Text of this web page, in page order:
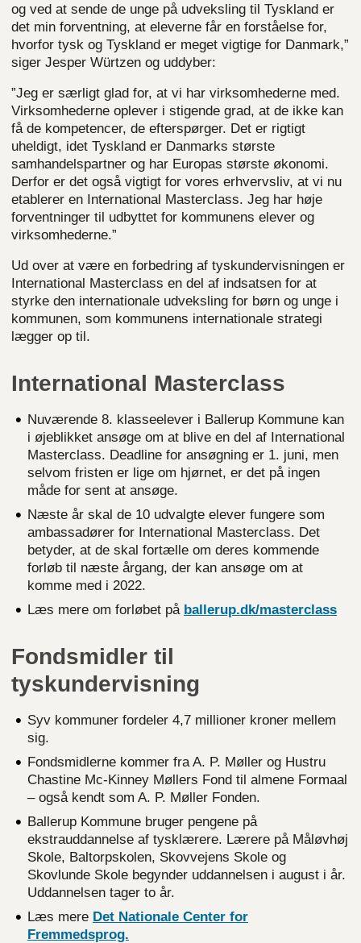
og ved at sende de unge på udveksling til Tyskland er
det min forventning, at eleverne får en forståelse for,
hvorfor tysk og Tyskland er meget vigtige for Danmark,”
siger Jesper Würtzen og uddyber:
”Jeg er særligt glad for, at vi har virksomhederne med.
Virksomhederne oplever i stigende grad, at de ikke kan
få de kompetencer, de efterspørger. Det er rigtigt
uheldigt, idet Tyskland er Danmarks største
samhandelspartner og har Europas største økonomi.
Derfor er det også vigtigt for vores erhvervsliv, at vi nu
etablerer en International Masterclass. Jeg har høje
forventninger til udbyttet for kommunens elever og
virksomhederne.”
Ud over at være en forbedring af tyskundervisningen er
International Masterclass en del af indsatsen for at
styrke den internationale udveksling for børn og unge i
kommunen, som kommunens internationale strategi
lægger op til.
International Masterclass
Nuværende 8. klasseelever i Ballerup Kommune kan
i øjeblikket ansøge om at blive en del af International
Masterclass. Deadline for ansøgning er 1. juni, men
selvom fristen er lige om hjørnet, er det på ingen
måde for sent at ansøge.
Næste år skal de 10 udvalgte elever fungere som
ambassadører for International Masterclass. Det
betyder, at de skal fortælle om deres kommende
forløb til næste årgang, der kan ansøge om at
komme med i 2022.
Læs mere om forløbet på ballerup.dk/masterclass
Fondsmidler til
tyskundervisning
Syv kommuner fordeler 4,7 millioner kroner mellem
sig.
Fondsmidlerne kommer fra A. P. Møller og Hustru
Chastine Mc-Kinney Møllers Fond til almene Formaal
– også kendt som A. P. Møller Fonden.
Ballerup Kommune bruger pengene på
ekstrauddannelse af tysklærere. Lærere på Måløvhøj
Skole, Baltorpskolen, Skovvejens Skole og
Skovlunde Skole begynder uddannelsen i august i år.
Uddannelsen tager to år.
Læs mere Det Nationale Center for
Fremmedsprog.